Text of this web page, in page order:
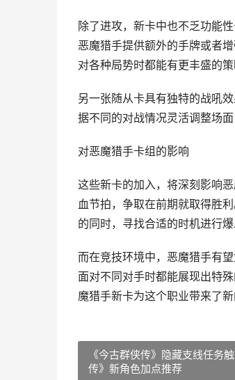
除了进攻，新卡中也不乏功能
恶魔猎手提供额外的手牌或者
对各种局势时都能有更丰盛的策
另一张随从卡具有独特的战吼
据不同的对战情况灵活调整场
对恶魔猎手卡组的影响
这些新卡的加入，将深刻影响
血节拍，争取在前期就取得胜
的同时，寻找合适的时机进行爆
而在竞技环境中，恶魔猎手有
面对不同对手时都能展现出特
魔猎手新卡为这个职业带来了
《今古群侠传》隐藏支线任务
传》新角色加点推荐